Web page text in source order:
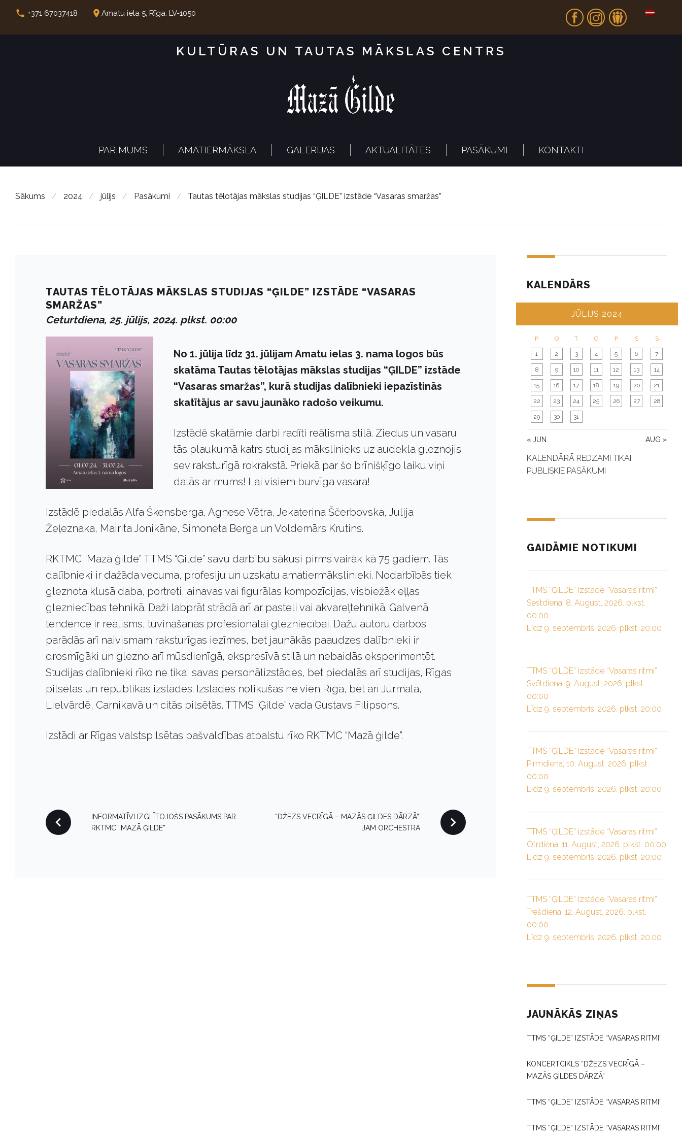
e
Fb In Dr
call +371 67037418 place Amatu iela 5, Rīga. LV-1050
KULTŪRAS UN TAUTAS MĀKSLAS CENTRS
PAR MUMS AMATIERMĀKSLA GALERIJAS AKTUALITĀTES PASĀKUMI KONTAKTI
Sākums / 2024 / jūlijs / Pasākumi / Tautas tēlotājas mākslas studijas “ĢILDE” izstāde “Vasaras smaržas”
TAUTAS TĒLOTĀJAS MĀKSLAS STUDIJAS “ĢILDE” IZSTĀDE “VASARAS
SMARŽAS”
Ceturtdiena, 25. jūlijs, 2024. plkst. 00:00
No 1. jūlija līdz 31. jūlijam Amatu ielas 3. nama logos būs
skatāma Tautas tēlotājas mākslas studijas “ĢILDE” izstāde
“Vasaras smaržas”, kurā studijas dalībnieki iepazīstinās
skatītājus ar savu jaunāko radošo veikumu.
Izstādē skatāmie darbi radīti reālisma stilā. Ziedus un vasaru
tās plaukumā katrs studijas mākslinieks uz audekla gleznojis
sev raksturīgā rokrakstā. Priekā par šo brīnišķīgo laiku viņi
dalās ar mums! Lai visiem burvīga vasara!
Izstādē piedalās Alfa Škensberga, Agnese Vētra, Jekaterina Ščerbovska, Julija
Žeļeznaka, Mairita Jonikāne, Simoneta Berga un Voldemārs Krutins.
RKTMC “Mazā ģilde” TTMS “Ģilde” savu darbību sākusi pirms vairāk kā 75 gadiem. Tās
dalībnieki ir dažāda vecuma, profesiju un uzskatu amatiermākslinieki. Nodarbībās tiek
gleznota klusā daba, portreti, ainavas vai figurālas kompozīcijas, visbiežāk eļļas
glezniecības tehnikā. Daži labprāt strādā arī ar pasteli vai akvareļtehnikā. Galvenā
tendence ir reālisms, tuvināšanās profesionālai glezniecībai. Dažu autoru darbos
parādās arī naivismam raksturīgas iezīmes, bet jaunākās paaudzes dalībnieki ir
drosmīgāki un glezno arī mūsdienīgā, ekspresīvā stilā un nebaidās eksperimentēt.
Studijas dalībnieki rīko ne tikai savas personālizstādes, bet piedalās arī studijas, Rīgas
pilsētas un republikas izstādēs. Izstādes notikušas ne vien Rīgā, bet arī Jūrmalā,
Lielvārdē, Carnikavā un citās pilsētās. TTMS “Ģilde” vada Gustavs Filipsons.
Izstādi ar Rīgas valstspilsētas pašvaldības atbalstu rīko RKTMC “Mazā ģilde”.
P
O
INFORMATĪVI IZGLĪTOJOŠS PASĀKUMS PAR
RKTMC “MAZĀ ĢILDE”
“DŽEZS VECRĪGĀ – MAZĀS ĢILDES DĀRZĀ”.
JAM ORCHESTRA
KALENDĀRS
JŪLIJS 2024
P O T C P S S
« JUN AUG »
1 2 3 4 5 6 7
8 9 10 11 12 13 14
15 16 17 18 19 20 21
22 23 24 25 26 27 28
29 30 31
KALENDĀRĀ REDZAMI TIKAI
PUBLISKIE PASĀKUMI
GAIDĀMIE NOTIKUMI
TTMS “ĢILDE” izstāde “Vasaras ritmi”
Sestdiena, 8. August, 2026. plkst.
00:00
Līdz 9. septembris, 2026. plkst. 20:00
TTMS “ĢILDE” izstāde “Vasaras ritmi”
Svētdiena, 9. August, 2026. plkst.
00:00
Līdz 9. septembris, 2026. plkst. 20:00
TTMS “ĢILDE” izstāde “Vasaras ritmi”
Pirmdiena, 10. August, 2026. plkst.
00:00
Līdz 9. septembris, 2026. plkst. 20:00
TTMS “ĢILDE” izstāde “Vasaras ritmi”
Otrdiena, 11. August, 2026. plkst. 00:00
Līdz 9. septembris, 2026. plkst. 20:00
TTMS “ĢILDE” izstāde “Vasaras ritmi”
Trešdiena, 12. August, 2026. plkst.
00:00
Līdz 9. septembris, 2026. plkst. 20:00
JAUNĀKĀS ZIŅAS
TTMS “ĢILDE” IZSTĀDE “VASARAS RITMI”
KONCERTCIKLS “DŽEZS VECRĪGĀ –
MAZĀS ĢILDES DĀRZĀ”
TTMS “ĢILDE” IZSTĀDE “VASARAS RITMI”
TTMS “ĢILDE” IZSTĀDE “VASARAS RITMI”